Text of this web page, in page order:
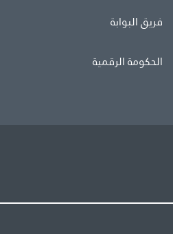
فريق البوابة
الحكومة الرقمية